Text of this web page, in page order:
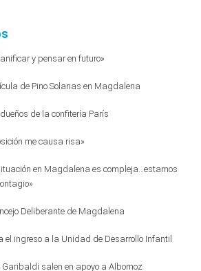
y pensar en futuro»
de Pino Solanas en Magdalena
de la confitería París
me causa risa»
en Magdalena es compleja…estamos
Deliberante de Magdalena
el ingreso a la Unidad de Desarrollo Infantil
salen en apoyo a Albornoz